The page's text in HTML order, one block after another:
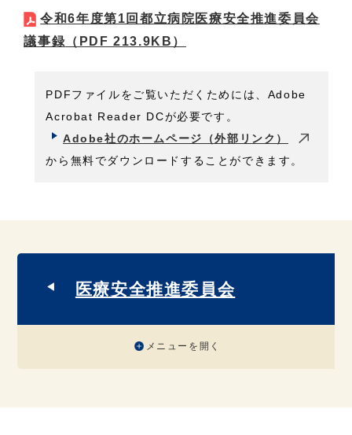
令和6年度第1回都立病院医療安全推進委員会
議事録 （PDF 213.9KB）
PDFファイルをご覧いただくためには、Adobe
Acrobat Reader DCが必要です。
Adobe社のホームページ（外部リンク）
から無料でダウンロードすることができます。
医療安全推進委員会
メニューを開く